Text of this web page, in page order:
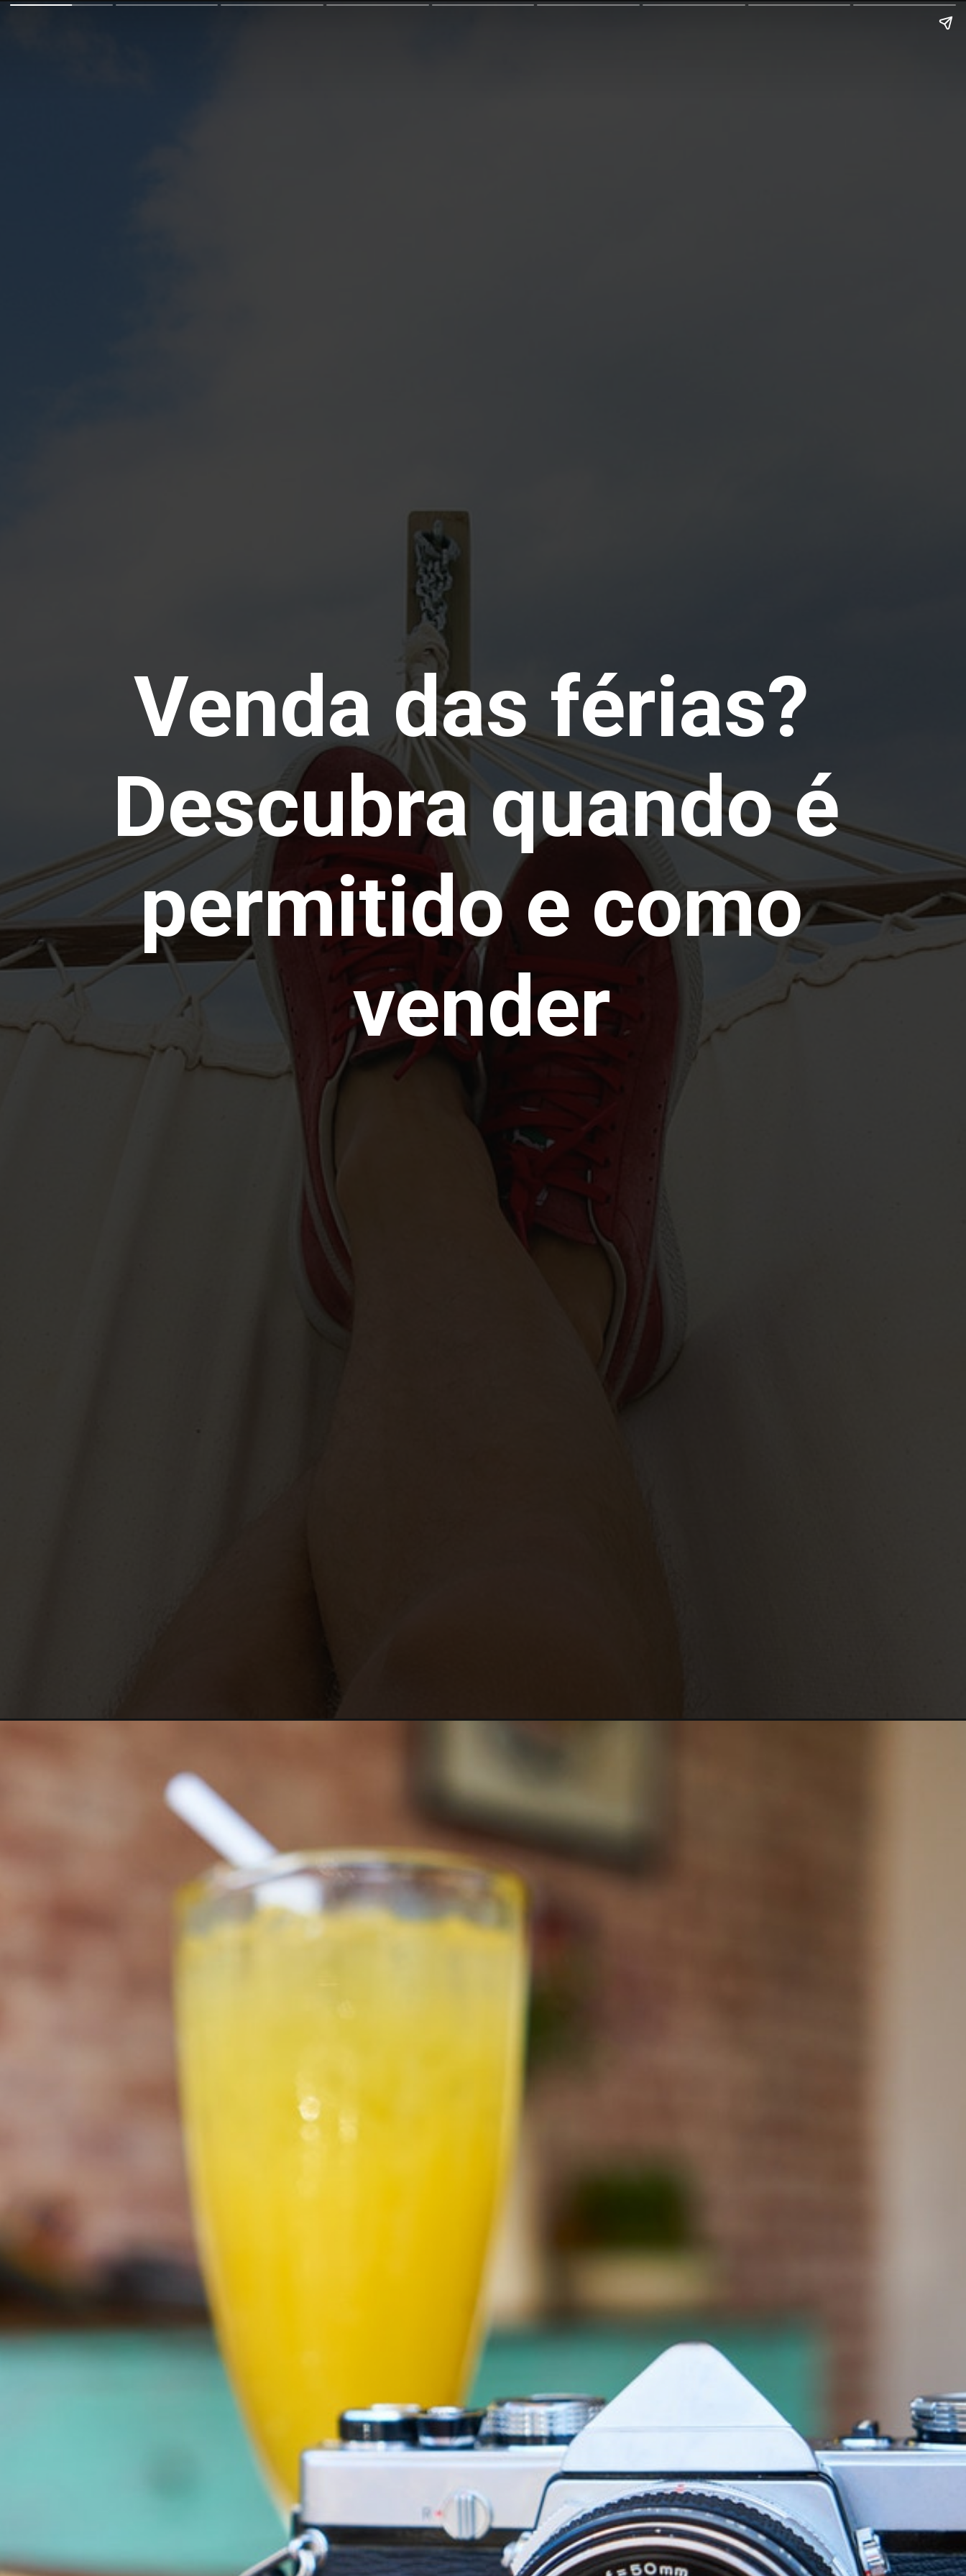
Venda das férias?
Descubra quando é
permitido e como
vender